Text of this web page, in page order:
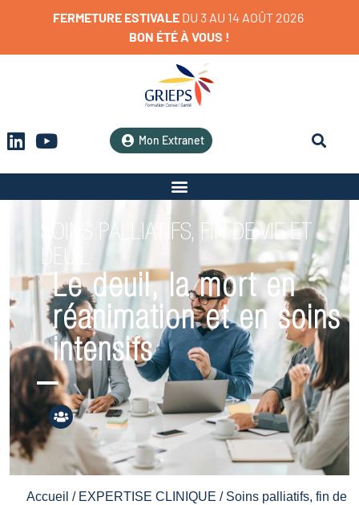
FERMETURE ESTIVALE DU 3 AU 14 AOÛT 2026
BON ÉTÉÀ VOUS !
Mon Extranet
SOINS PALLIATIFS, FIN DE VIE ET
Le deuil, la mort en
réanimation et en soins
intensifs
Accueil / EXPERTISE CLINIQUE / Soins palliatifs, fin de